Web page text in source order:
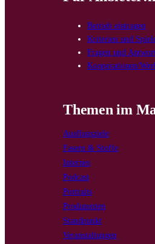
Betrieb eintragen
Kriterien und
Fragen und
Kooperationen/
Themen im
Ausflugsziele
Fasern & Stoffe
Internes
Podcast
Portraits
Produzenten
Standpunkt
Veranstaltungen